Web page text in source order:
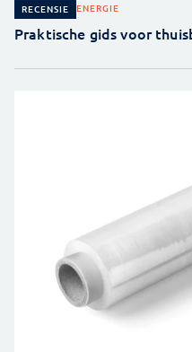
RECENSIE ENERGIE
Praktische gids voor